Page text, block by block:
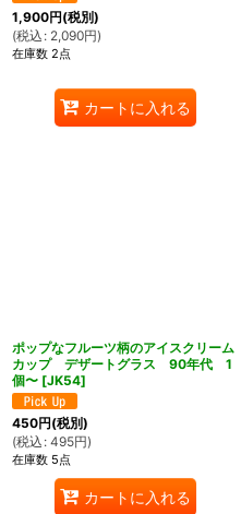
1,900円(税別)
(税込 : 2,090円)
在庫数 2点
カートに入れる
ポップなフルーツ柄のアイスクリーム
カップ デザートグラス 90年代 1
個〜 [JK54]
450円(税別)
(税込 : 495円)
在庫数 5点
カートに入れる